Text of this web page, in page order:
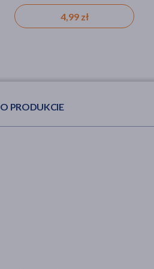
78,19 zł
zaczerwienienie
29,99 zł
4,99 zł
O PRODUKCIE